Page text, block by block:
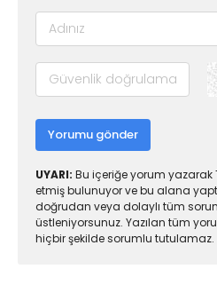
Yorumu gönder
UYARI: Bu içeriğe yorum yazarak
etmiş bulunuyor ve bu alana
doğrudan veya dolaylı tüm
üstleniyorsunuz. Yazılan tüm
hiçbir şekilde sorumlu tutulamaz.